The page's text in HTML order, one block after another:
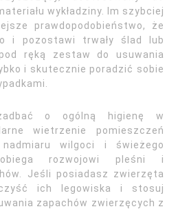
wykładziny. Im szybciej
prawdopodobieństwo, że
i pozostawi trwały ślad lub
ręką zestaw do usuwania
i skutecznie poradzić sobie
o ogólną higienę w
wietrzenie pomieszczeń
wilgoci i świeżego
rozwojowi pleśni i
Jeśli posiadasz zwierzęta
ich legowiska i stosuj
zapachów zwierzęcych z